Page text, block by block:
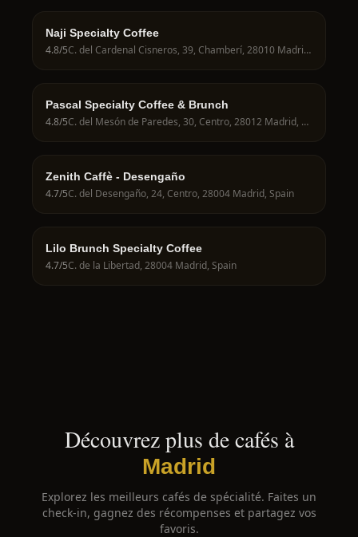
Naji Specialty Coffee
4.8/5 C. del Cardenal Cisneros, 39, Chamberí, 28010 Madrid, Spain
Pascal Specialty Coffee & Brunch
4.8/5 C. del Mesón de Paredes, 30, Centro, 28012 Madrid, Spain
Zenith Caffè - Desengaño
4.7/5C. del Desengaño, 24, Centro, 28004 Madrid, Spain
Lilo Brunch Specialty Coffee
4.7/5C. de la Libertad, 28004 Madrid, Spain
Découvrez plus de cafés à
Madrid
Explorez les meilleurs cafés de spécialité. Faites un
check-in, gagnez des récompenses et partagez vos
favoris.